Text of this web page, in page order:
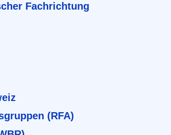
Fachrichtung
(RFA)